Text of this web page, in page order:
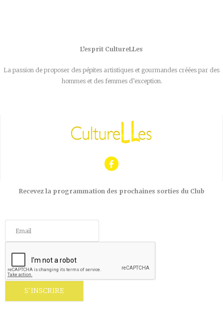
L’esprit CultureLLes
La passion de proposer des pépites artistiques et gourmandes créées par des
hommes et des femmes d’exception.
Recevez la programmation des prochaines sorties du Club